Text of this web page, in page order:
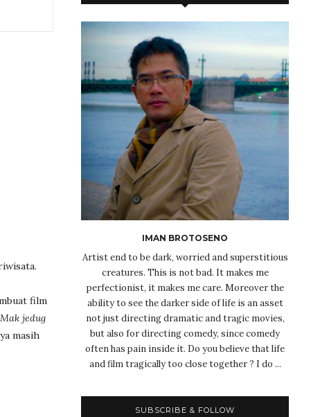
film
Mak jedug
masih
IMAN BROTOSENO
Artist end to be dark, worried and superstitious
creatures. This is not bad. It makes me
perfectionist, it makes me care. Moreover the
ability to see the darker side of life is an asset
not just directing dramatic and tragic movies,
but also for directing comedy, since comedy
often has pain inside it. Do you believe that life
and film tragically too close together ? I do ...
SUBSCRIBE & FOLLOW